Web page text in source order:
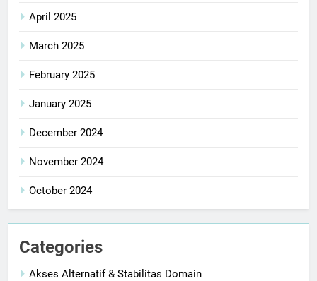
April 2025
March 2025
February 2025
January 2025
December 2024
November 2024
October 2024
Categories
Akses Alternatif & Stabilitas Domain